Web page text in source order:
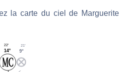
la carte du ciel de Marguerite
9°
21'
14°
22'